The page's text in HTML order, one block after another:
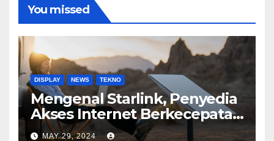
You missed
DISPLAY NEWS TEKNO
Mengenal Starlink, Penyedia
Akses Internet Berkecepatan
Tinggi
MAY 29, 2024